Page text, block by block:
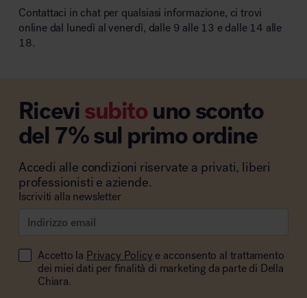
Contattaci in chat per qualsiasi informazione, ci trovi
online dal lunedì al venerdì, dalle 9 alle 13 e dalle 14 alle
18.
Ricevisubitouno sconto
del 7% sul primo ordine
Accedi alle condizioni riservate a privati, liberi
professionisti e aziende.
Iscriviti alla newsletter
Accetto la Privacy Policy e acconsento al trattamento
dei miei dati per finalità di marketing da parte di Della
Chiara.